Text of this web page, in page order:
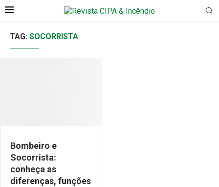
TAG: SOCORRISTA
Bombeiro e
Socorrista:
conheça as
diferenças, funções